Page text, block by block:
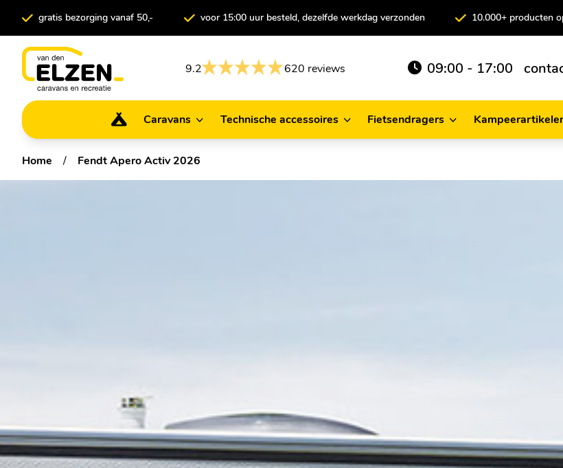
gratis bezorging vanaf 50,- voor 15:00 uur besteld, dezelfde werkdag verzonden 10.000+ producten
9.2 620 reviews 09:00 - 17:00
Caravans
Technische accessoires
Fietsendragers
Home / Fendt Apero Activ 2026